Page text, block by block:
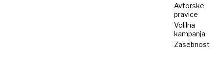
Avtorske
pravice
Volilna
kampanja
Zasebnost